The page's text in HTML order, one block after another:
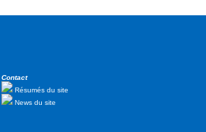
Contact
Résumés du site
News du site